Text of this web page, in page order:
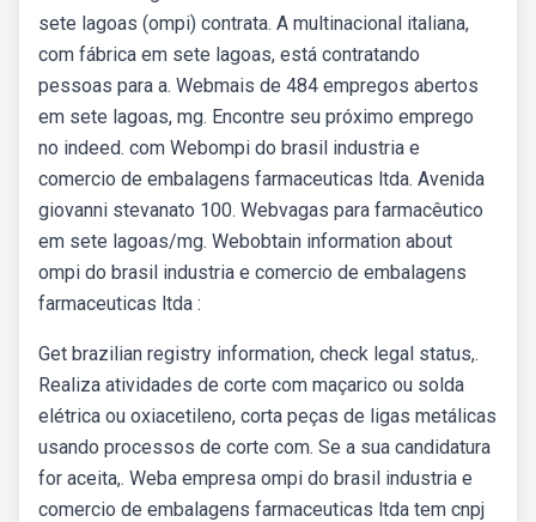
sete lagoas (ompi) contrata. A multinacional italiana,
com fábrica em sete lagoas, está contratando
pessoas para a. Webmais de 484 empregos abertos
em sete lagoas, mg. Encontre seu próximo emprego
no indeed. com Webompi do brasil industria e
comercio de embalagens farmaceuticas ltda. Avenida
giovanni stevanato 100. Webvagas para farmacêutico
em sete lagoas/mg. Webobtain information about
ompi do brasil industria e comercio de embalagens
farmaceuticas ltda :
Get brazilian registry information, check legal status,.
Realiza atividades de corte com maçarico ou solda
elétrica ou oxiacetileno, corta peças de ligas metálicas
usando processos de corte com. Se a sua candidatura
for aceita,. Weba empresa ompi do brasil industria e
comercio de embalagens farmaceuticas ltda tem cnpj